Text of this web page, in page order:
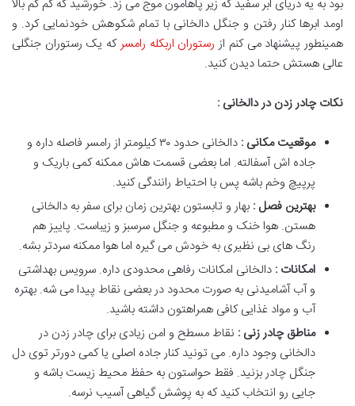
بود به یه دریای ابر سفید که زیر پاهامون موج می زد. خورشید که کم کم بالا
اومد ابرها کنار رفتن و جنگل دالخانی با تمام شکوهش خودنمایی کرد. و
همینطور پیشنهاد می کنم از رستوران اربکله رامسرکه یک رستوران جنگلی
عالی هستش حتما دیدن کنید.
نکات چادر زدن در دالخانی :
موقعیت مکانی :
دالخانی حدود ۳۰ کیلومتر از رامسر فاصله داره و
جاده اش آسفالته. اما بعضی قسمت هاش ممکنه کمی باریک و
پرپیچ وخم باشه پس با احتیاط رانندگی کنید.
بهترین فصل : بهار و تابستون بهترین زمان برای سفر به دالخانی
هستن. هوا خنک و مطبوعه و جنگل سرسبز و زیباست. پاییز هم
رنگ های بی نظیری به خودش می گیره اما هوا ممکنه سردتر بشه.
امکانات : دالخانی امکانات رفاهی محدودی داره. سرویس بهداشتی
و آب آشامیدنی به صورت محدود در بعضی نقاط پیدا می شه. بهتره
آب و مواد غذایی کافی همراهتون داشته باشید.
مناطق چادر زنی : نقاط مسطح و امن زیادی برای چادر زدن در
دالخانی وجود داره. می تونید کنار جاده اصلی یا کمی دورتر توی دل
جنگل چادر بزنید. فقط حواستون به حفظ محیط زیست باشه و
جایی رو انتخاب کنید که به پوشش گیاهی آسیب نرسه.